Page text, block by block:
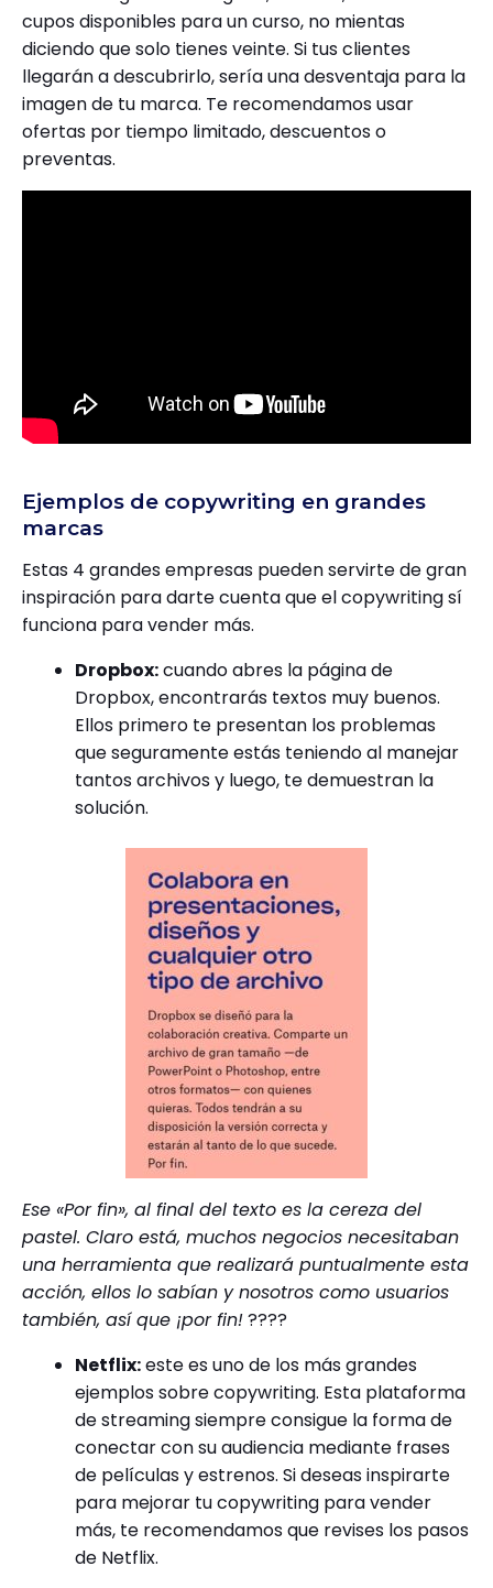
cupos disponibles para un curso, no mientas
diciendo que solo tienes veinte. Si tus clientes
llegarán a descubrirlo, sería una desventaja para la
imagen de tu marca. Te recomendamos usar
ofertas por tiempo limitado, descuentos o
preventas.
Ejemplos de copywriting en grandes
marcas
Estas 4 grandes empresas pueden servirte de gran
inspiración para darte cuenta que el copywriting sí
funciona para vender más.
Dropbox:cuando abres la página de
Dropbox, encontrarás textos muy buenos.
Ellos primero te presentan los problemas
que seguramente estás teniendo al manejar
tantos archivos y luego, te demuestran la
solución.
Ese «Por fin», al final del texto es la cereza del
pastel. Claro está, muchos negocios necesitaban
una herramienta que realizará puntualmente esta
acción, ellos lo sabían y nosotros como usuarios
también, así que ¡por fin!????
Netflix:este es uno de los más grandes
ejemplos sobre copywriting. Esta plataforma
de streaming siempre consigue la forma de
conectar con su audiencia mediante frases
de películas y estrenos. Si deseas inspirarte
para mejorar tu copywriting para vender
más, te recomendamos que revises los pasos
de Netflix.